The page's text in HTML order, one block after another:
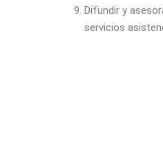
Difundir y
servicios